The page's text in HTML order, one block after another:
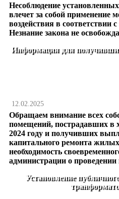
Несоблюдение
влечет за собой применение
воздействия в соответствии
Незнание закона не
Информация для
12.02.2025
Обращаем внимание всех
помещений, пострадавших в
2024 году и получивших
капитального ремонта
необходимость
администрации о
Установление